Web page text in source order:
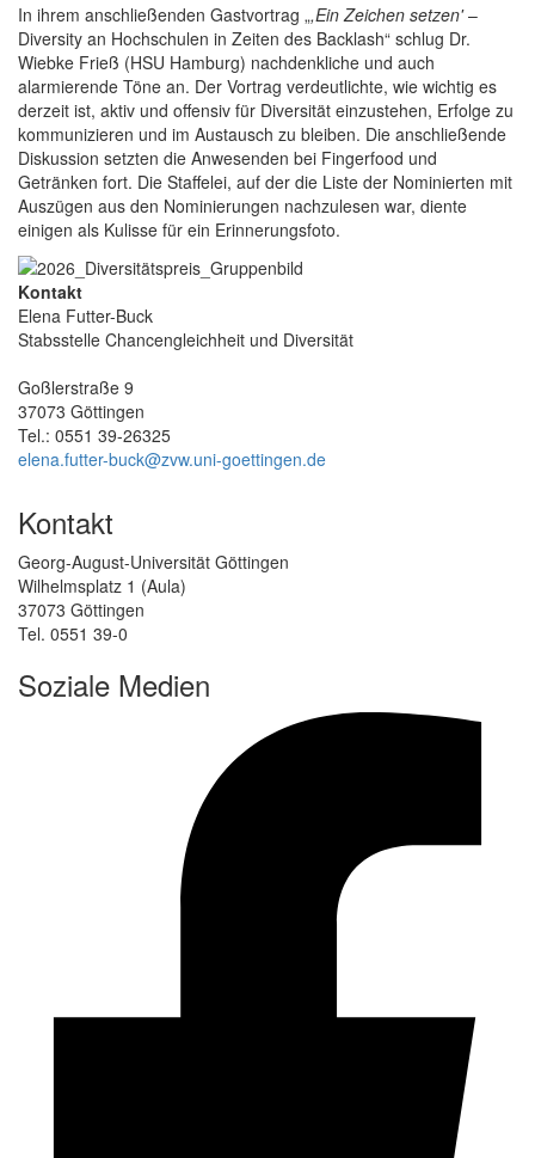
In ihrem anschließenden Gastvortrag „,Ein Zeichen setzen'–
Diversity an Hochschulen in Zeiten des Backlash“ schlug Dr.
Wiebke Frieß (HSU Hamburg) nachdenkliche und auch
alarmierende Töne an. Der Vortrag verdeutlichte, wie wichtig es
derzeit ist, aktiv und offensiv für Diversität einzustehen, Erfolge zu
kommunizieren und im Austausch zu bleiben. Die anschließende
Diskussion setzten die Anwesenden bei Fingerfood und
Getränken fort. Die Staffelei, auf der die Liste der Nominierten mit
Auszügen aus den Nominierungen nachzulesen war, diente
einigen als Kulisse für ein Erinnerungsfoto.
Kontakt
Elena Futter-Buck
Stabsstelle Chancengleichheit und Diversität
Goßlerstraße 9
37073 Göttingen
Tel.: 0551 39-26325
elena.futter-buck@zvw.uni-goettingen.de
Kontakt
Georg-August-Universität Göttingen
Wilhelmsplatz 1 (Aula)
37073 Göttingen
Tel. 0551 39-0
Soziale Medien